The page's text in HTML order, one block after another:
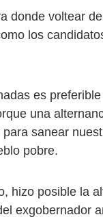
donde voltear
los
es
una
sanear
pobre.
hizo posible la
exgobernador